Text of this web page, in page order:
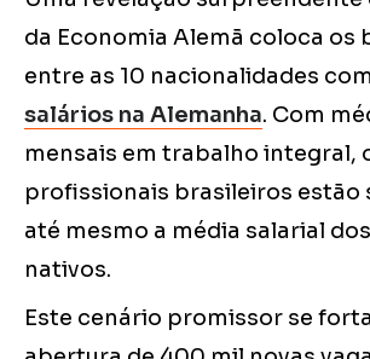
da Economia Alemã coloca os
entre as 10 nacionalidades com
salários na Alemanha. Com
mensais em trabalho integral,
profissionais brasileiros estão
até mesmo a média salarial
nativos.
Este cenário promissor se